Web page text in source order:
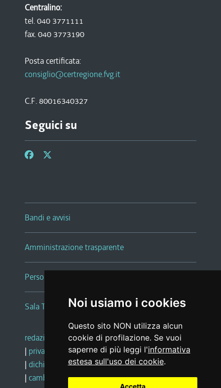
Noi usiamo i cookies
Questo sito NON utilizza alcun
cookie di profilazione. Se vuoi
saperne di più leggi l'informativa
estesa sull'uso dei cookie.
Accetta
Centralino:
tel. 040 3771111
fax. 040 3773190
Posta certificata:
consiglio@certregione.fvg.it
C.F. 80016340327
Seguici su
Bandi e avvisi
Amministrazione trasparente
Persone e Uffici
Sala Tiziano Tessitori
redazione web |note legali |glossario
| privacy
social media policy
| dichiarazione di accessibilità |feedback
| cambio preferenze cookie